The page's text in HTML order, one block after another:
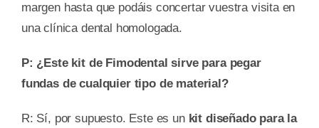
margen hasta que podáis concertar vuestra visita en
una clínica dental homologada.
P: ¿Este kit de Fimodental sirve para pegar
fundas de cualquier tipo de material?
R: Sí, por supuesto. Este es un kit diseñado para la